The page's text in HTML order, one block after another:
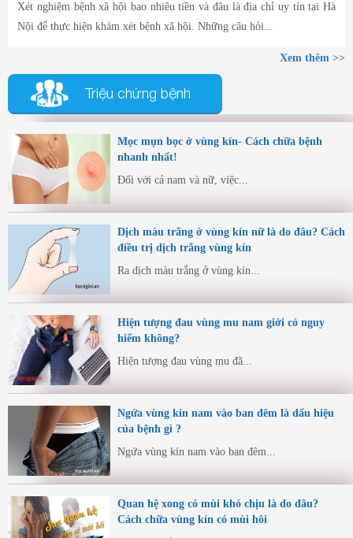
Xét nghiệm bệnh xã hội bao nhiêu tiền và đâu là địa chỉ uy tín tại Hà
Nội để thực hiện khám xét bệnh xã hội. Những câu hỏi...
Xem thêm >>
Triệu chứng bệnh
Mọc mụn bọc ở vùng kín- Cách chữa bệnh
nhanh nhất!
Đối với cả nam và nữ, việc...
Dịch màu trắng ở vùng kín nữ là do đâu? Cách
điều trị dịch trắng vùng kín
Ra dịch màu trắng ở vùng kín...
Hiện tượng đau vùng mu nam giới có nguy
hiểm không?
Hiện tượng đau vùng mu đã...
Ngứa vùng kín nam vào ban đêm là dấu hiệu
của bệnh gì ?
Ngứa vùng kín nam vào ban đêm...
Quan hệ xong có mùi khó chịu là do đâu?
Cách chữa vùng kín có mùi hôi